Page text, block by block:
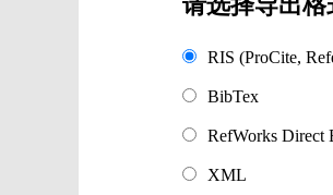
RIS (ProCite,
BibTex
RefWorks Direct
XML